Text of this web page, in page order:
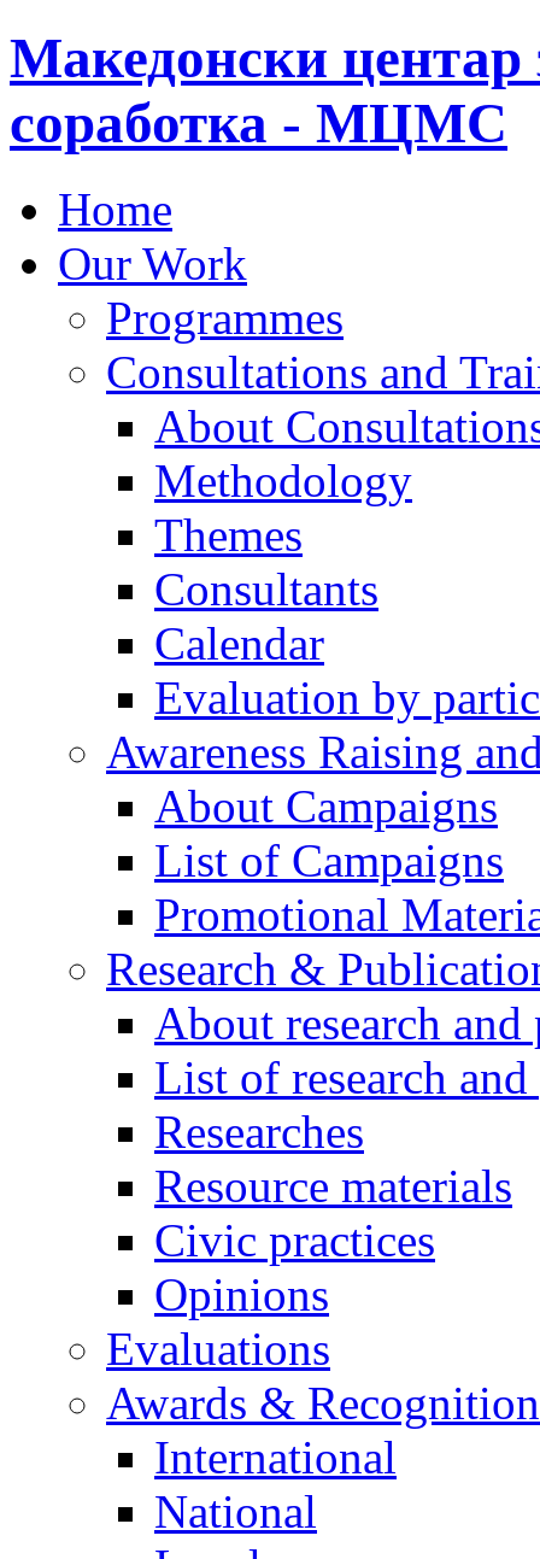
Македонски центар
соработка - МЦМС
Home
Our Work
Programmes
Consultations and
About
Methodology
Themes
Consultants
Calendar
Evaluation by
Awareness Raising
About Campaigns
List of Campaigns
Promotional
Research &
About research
List of research
Researches
Resource materials
Civic practices
Opinions
Evaluations
Awards &
International
National